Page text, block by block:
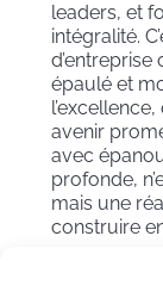
leaders, et
intégralité.
épaulé et
avenir
avec
profonde,
mais une
construire